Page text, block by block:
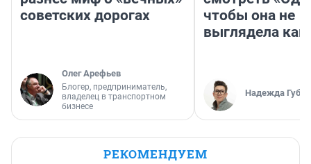
советских дорогах
Олег Арефьев
Блогер, предприниматель,
владелец в транспортном
бизнесе
чтобы она не
выглядела как
Надежда
РЕКОМЕНДУЕМ